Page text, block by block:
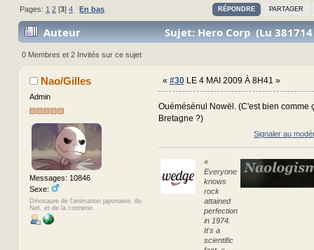
RÉPONDRE PARTAGER
Pages: 1 2 [3]4 En bas
Auteur Sujet: Hero Corp (Lu
0 Membres et 2 Invités sur ce sujet
Nao/Gilles
Admin
Messages: 10846
Sexe:
Dinosaure de l'animation japonaise, du
Net, et de la connerie.
« #30LE 4 MAI 2009 À 8H41 »
Ouémésénul Nowël. (C'est bien comme
Bretagne ?)
Signaler au
«
Everyone
knows
rock
attained
perfection
in 1974.
It's a
scientific